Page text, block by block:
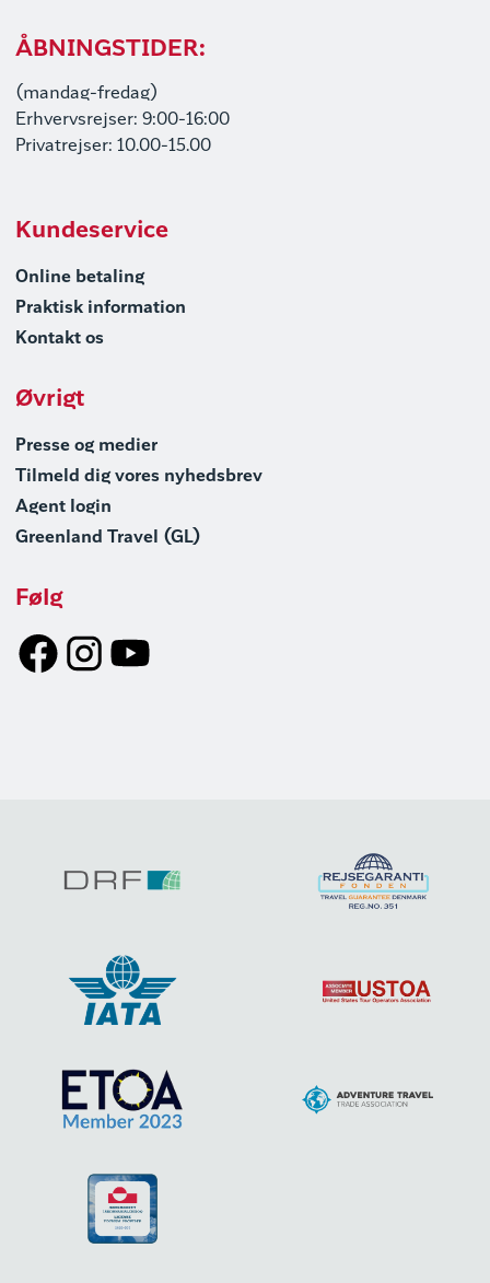
ÅBNINGSTIDER:
(mandag-fredag)
Erhvervsrejser: 9:00-16:00
Privatrejser: 10.00-15.00
Kundeservice
Online betaling
Praktisk information
Kontakt os
Øvrigt
Presse og medier
Tilmeld dig vores nyhedsbrev
Agent login
Greenland Travel (GL)
Følg